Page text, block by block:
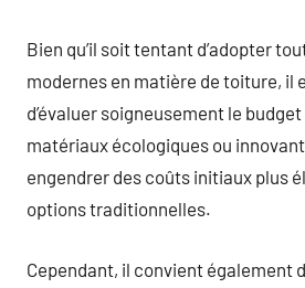
Bien qu’il soit tentant d’adopter
modernes en matière de toiture, il
d’évaluer soigneusement le
matériaux écologiques ou
engendrer des coûts initiaux plus
options traditionnelles.
Cependant, il convient également